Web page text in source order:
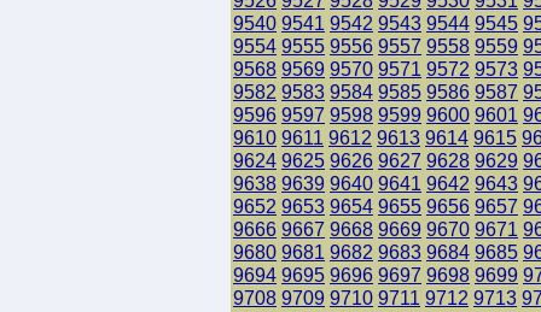
9540 9541 9542 9543 9544 9545
9554 9555 9556 9557 9558 9559
9568 9569 9570 9571 9572 9573
9582 9583 9584 9585 9586 9587
9596 9597 9598 9599 9600 9601
9610 9611 9612 9613 9614 9615
9624 9625 9626 9627 9628 9629
9638 9639 9640 9641 9642 9643
9652 9653 9654 9655 9656 9657
9666 9667 9668 9669 9670 9671
9680 9681 9682 9683 9684 9685
9694 9695 9696 9697 9698 9699
9708 9709 9710 9711 9712 9713